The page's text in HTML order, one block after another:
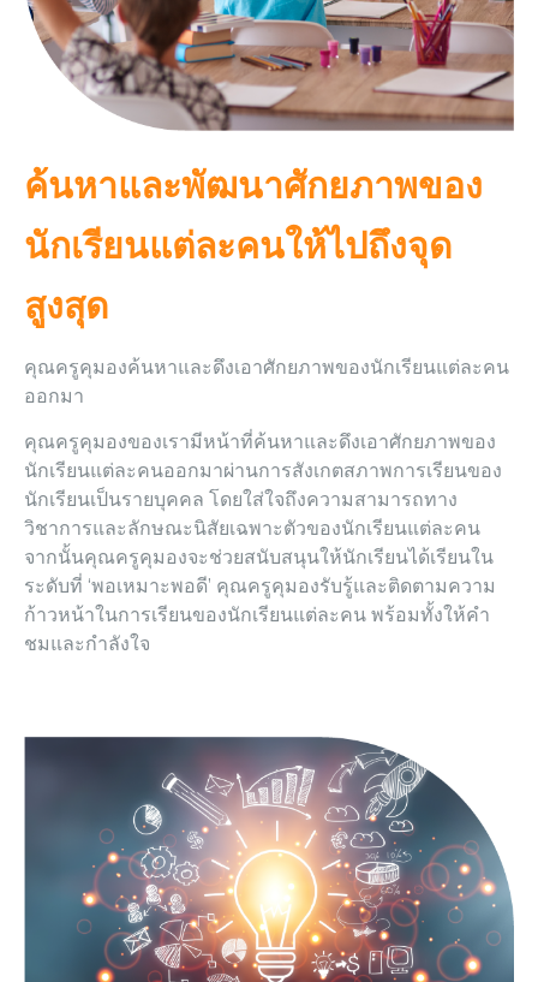
ค้นหาและพัฒนาศักยภาพของ
นักเรียนแต่ละคนให้ไปถึงจุด
สูงสุด
คุณครูคุมองค้นหาและดึงเอาศักยภาพของนักเรียนแต่ละคน
ออกมา
คุณครูคุมองของเรามีหน้าที่ค้นหาและดึงเอาศักยภาพของ
นักเรียนแต่ละคนออกมาผ่านการสังเกตสภาพการเรียนของ
นักเรียนเป็นรายบุคคล โดยใส่ใจถึงความสามารถทาง
วิชาการและลักษณะนิสัยเฉพาะตัวของนักเรียนแต่ละคน
จากนั้นคุณครูคุมองจะช่วยสนับสนุนให้นักเรียนได้เรียนใน
ระดับที่ ‘พอเหมาะพอดี’ คุณครูคุมองรับรู้และติดตามความ
ก้าวหน้าในการเรียนของนักเรียนแต่ละคน พร้อมทั้งให้คำ
ชมและกำลังใจ